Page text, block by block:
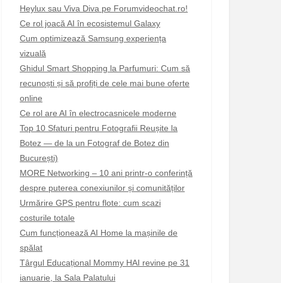
Heylux sau Viva Diva pe Forumvideochat.ro!
Ce rol joacă AI în ecosistemul Galaxy
Cum optimizează Samsung experiența
vizuală
Ghidul Smart Shopping la Parfumuri: Cum să
recunoști și să profiți de cele mai bune oferte
online
Ce rol are AI în electrocasnicele moderne
Top 10 Sfaturi pentru Fotografii Reușite la
Botez — de la un Fotograf de Botez din
București)
MORE Networking – 10 ani printr-o conferință
despre puterea conexiunilor și comunităților
Urmărire GPS pentru flote: cum scazi
costurile totale
Cum funcționează AI Home la mașinile de
spălat
Târgul Educațional Mommy HAI revine pe 31
ianuarie, la Sala Palatului